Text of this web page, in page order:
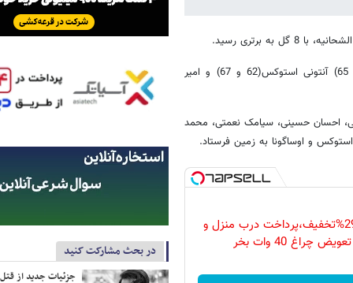
به برتری رسید.
امید عالیشاه (17) اوساگونا 19) مهدی عبدی (20) سعید حسین پور(35 و 65) آنتونی استوکس(62 و 67) و امیر
احسان حسینی، سیامک‌ نعمتی، محمد
و اوساگونا به زمین فرستاد.
فقط امروز با 29%تخفیف،پرداخت درب منزل و
چراغ 40 وات بخر
در بحث مشارکت کنید
جزئیات جدید از